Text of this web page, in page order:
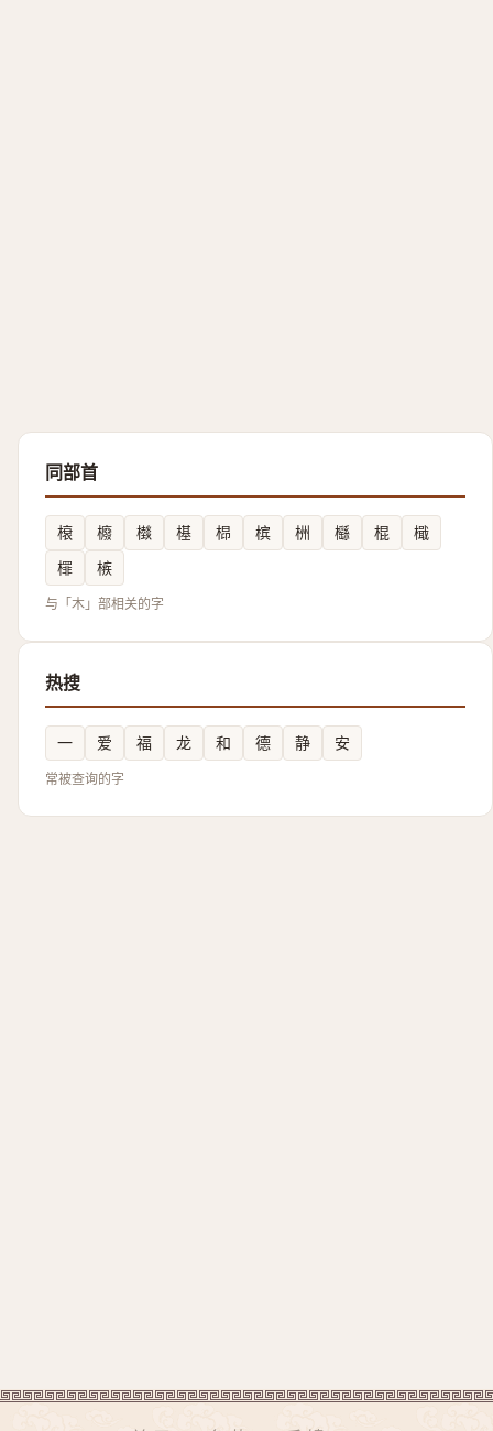
同部首
榱 櫠 㰊 樭 㭿 槟 栦 櫾 棍
檝
檌
槉
与「木」部相关的字
热搜
一 爱 福 龙 和 德 静 安
常被查询的字